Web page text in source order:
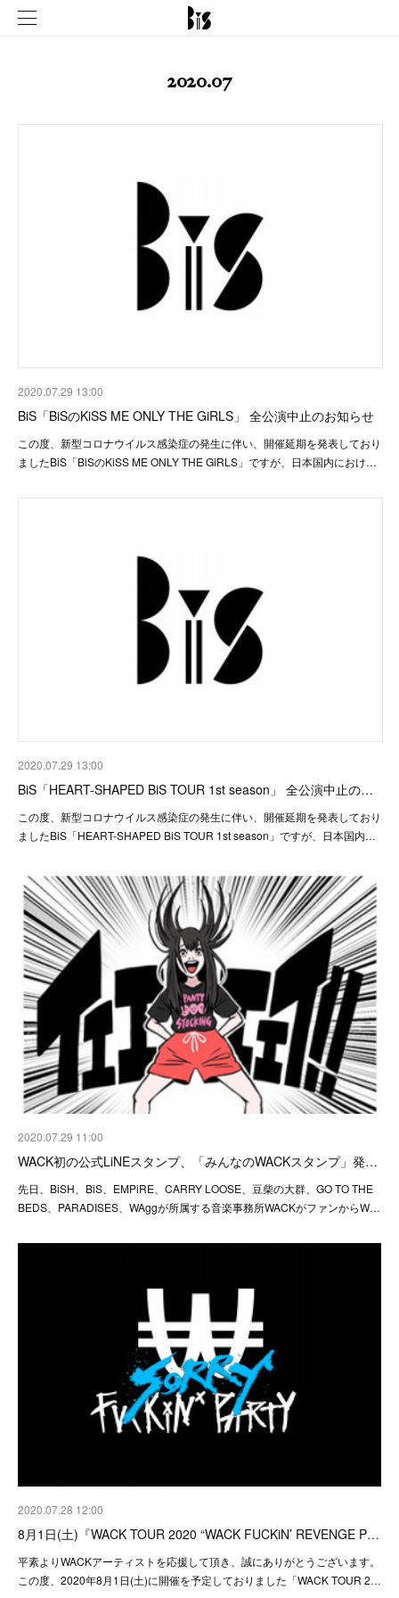
2020.07
2020.07.29 13:00
BiS「BiSのKiSS ME ONLY THE GiRLS」 全公演中止のお知らせ
この度、新型コロナウイルス感染症の発生に伴い、開催延期を発表しており
ましたBiS「BiSのKiSS ME ONLY THE GiRLS」ですが、日本国内におけ…
2020.07.29 13:00
BiS「HEART-SHAPED BiS TOUR 1st season」 全公演中止の…
この度、新型コロナウイルス感染症の発生に伴い、開催延期を発表しており
ましたBiS「HEART-SHAPED BiS TOUR 1st season」ですが、日本国内…
2020.07.29 11:00
WACK初の公式LiNEスタンプ、「みんなのWACKスタンプ」発…
先日、BiSH、BiS、EMPiRE、CARRY LOOSE、豆柴の大群、GO TO THE
BEDS、PARADISES、WAggが所属する音楽事務所WACKがファンからW…
2020.07.28 12:00
8月1日(土)『WACK TOUR 2020 “WACK FUCKiN’ REVENGE P…
平素よりWACKアーティストを応援して頂き、誠にありがとうございます。
この度、2020年8月1日(土)に開催を予定しておりました「WACK TOUR 2…